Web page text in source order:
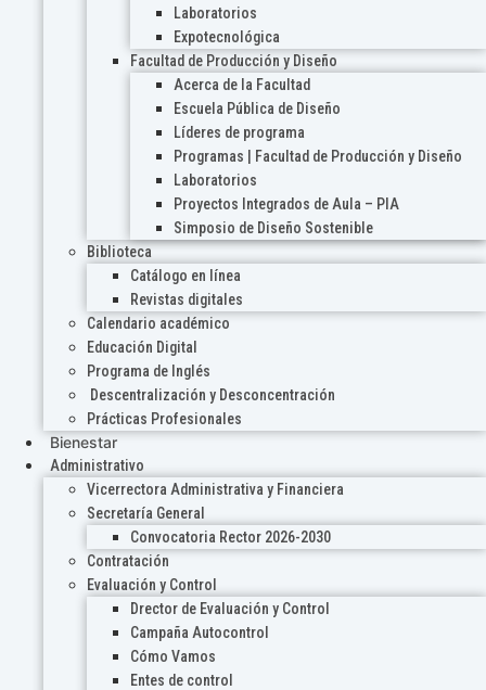
Laboratorios
Expotecnológica
Facultad de Producción y Diseño
Acerca de la Facultad
Escuela Pública de Diseño
Líderes de programa
Programas | Facultad de Producción y Diseño
Laboratorios
Proyectos Integrados de Aula – PIA
Simposio de Diseño Sostenible
Biblioteca
Catálogo en línea
Revistas digitales
Calendario académico
Educación Digital
Programa de Inglés
Descentralización y Desconcentración
Prácticas Profesionales
Bienestar
Administrativo
Vicerrectora Administrativa y Financiera
Secretaría General
Convocatoria Rector 2026-2030
Contratación
Evaluación y Control
Drector de Evaluación y Control
Campaña Autocontrol
Cómo Vamos
Entes de control